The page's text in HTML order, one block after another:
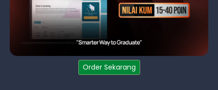
Order Sekarang